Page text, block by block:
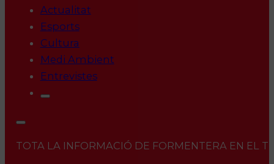
Actualitat
Esports
Cultura
Medi Ambient
Entrevistes
TOTA LA INFORMACIÓ DE FORMENTERA EN EL